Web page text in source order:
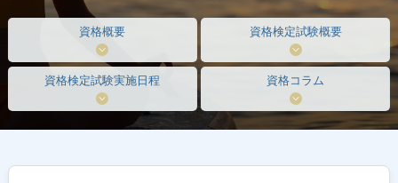
資格概要 資格検定試験概要
資格検定試験実施日程 資格コラム